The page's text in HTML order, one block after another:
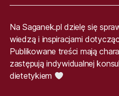
Na Saganek.pl dzielę się
wiedzą i inspiracjami
Publikowane treści mają
zastępują indywidualnej
dietetykiem